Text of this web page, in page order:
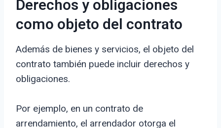
Derechos y obligaciones
como objeto del contrato
Además de bienes y servicios, el objeto del
contrato también puede incluir derechos y
obligaciones.
Por ejemplo, en un contrato de
arrendamiento, el arrendador otorga el